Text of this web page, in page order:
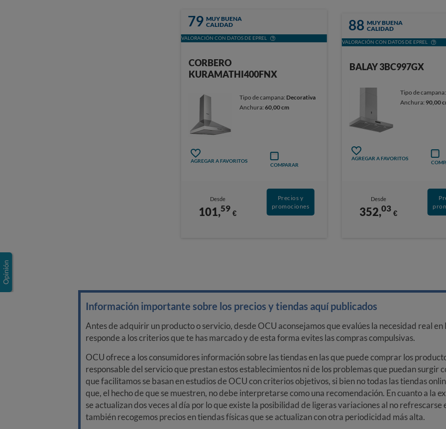
79 MUY BUENA
CALIDAD
VALORACIÓN CON DATOS DE EPREL
CORBERO
KURAMATHI400FNX
Tipo de campana: Decorativa
Anchura:60,00 cm
AGREGAR A FAVORITOS
COMPARAR
Desde
101,59 €
Precios y
promociones
88 MUY BUENA
CALIDAD
VALORACIÓN CON DATOS DE EPREL
BALAY 3BC997GX
Tipo de campana:
Anchura: 90,00
AGREGAR A FAVORITOS
Desde
352,03 €
Información importante sobre los precios y tiendas aquí publicados
Antes de adquirir un producto o servicio, desde OCU aconsejamos que evalúes la necesidad real
responde a los criterios que te has marcado y de esta forma evites las compras compulsivas.
OCU ofrece a los consumidores información sobre las tiendas en las que puede comprar los
responsable del servicio que prestan estos establecimientos ni de los problemas que puedan surgir
que facilitamos se basan en estudios de OCU con criterios objetivos, si bien no todas las tiendas
que, el hecho de que se muestren, no debe interpretarse como una recomendación. En cuanto a la
se actualizan dos veces al día por lo que existe la posibilidad de ligeras variaciones al no refrescarse
también recogemos precios en tiendas físicas que se actualizan con otra periodicidad más alta.